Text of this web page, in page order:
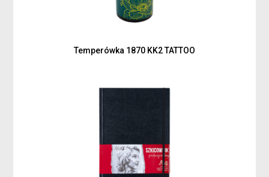
Temperówka 1870 KK2 TATTOO